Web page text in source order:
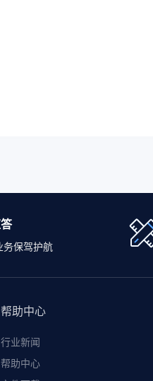
务保驾护航
帮助中心
行业新闻
帮助中心